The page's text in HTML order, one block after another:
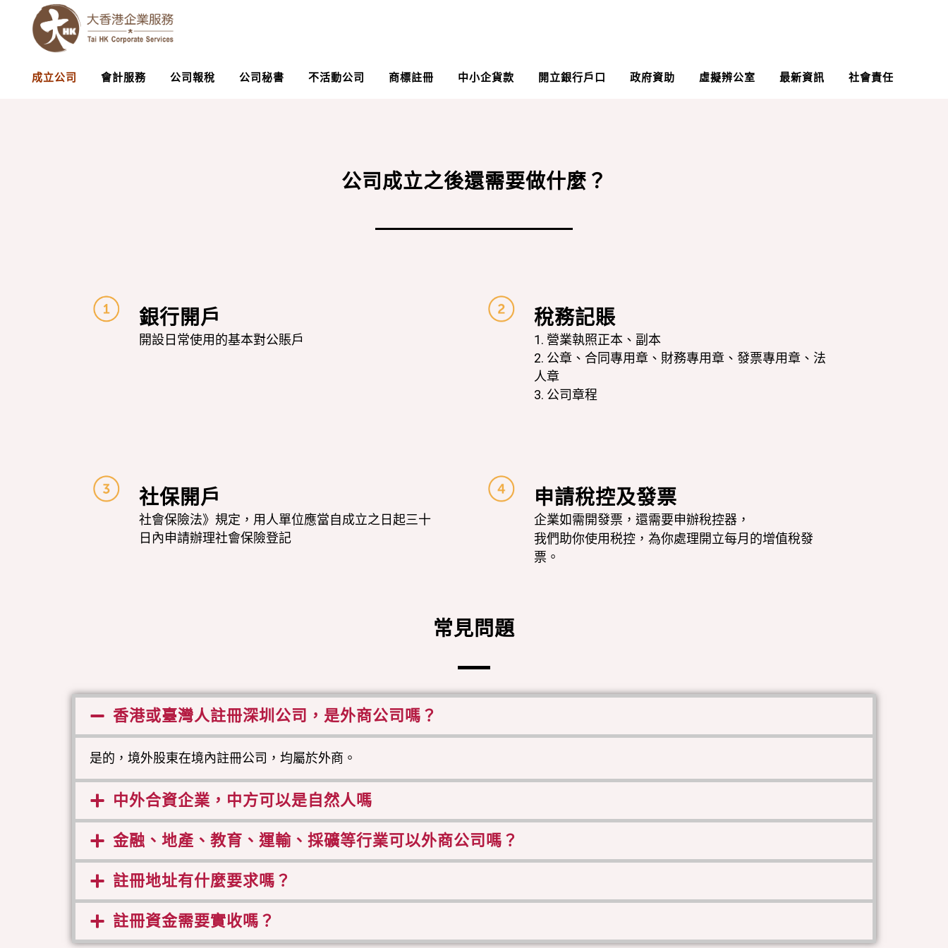
成立公司 會計服務 公司報稅 公司秘書 不活動公司 商標註冊 中小企貨款 開立銀行戶口 政府資助 虛擬辨公室 最新資訊 社會責任
公司成立之後還需要做什麼？
銀行開戶
開設日常使用的基本對公賬戶
稅務記賬
1. 營業執照正本、副本
2. 公章、合同專用章、財務專用章、發票專用章、法
人章
3. 公司章程
社保開戶
社會保險法》規定，用人單位應當自成立之日起三十
日內申請辦理社會保險登記
申請稅控及發票
企業如需開發票 ， 還需要申辦稅控器，
我們助你使用税控 ， 為你處理開立每月的增值稅發
票。
常見問題
香港或臺灣人註冊深圳公司，是外商公司嗎？
是的，境外股東在境內註冊公司，均屬於外商。
中外合資企業，中方可以是自然人嗎
金融、地產、教育、運輸、採礦等行業可以外商公司嗎？
註冊地址有什麼要求嗎？
註冊資金需要實收嗎？